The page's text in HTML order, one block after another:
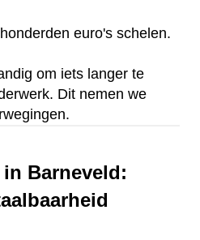
euro's schelen.
om iets langer te
Dit nemen we
Barneveld: